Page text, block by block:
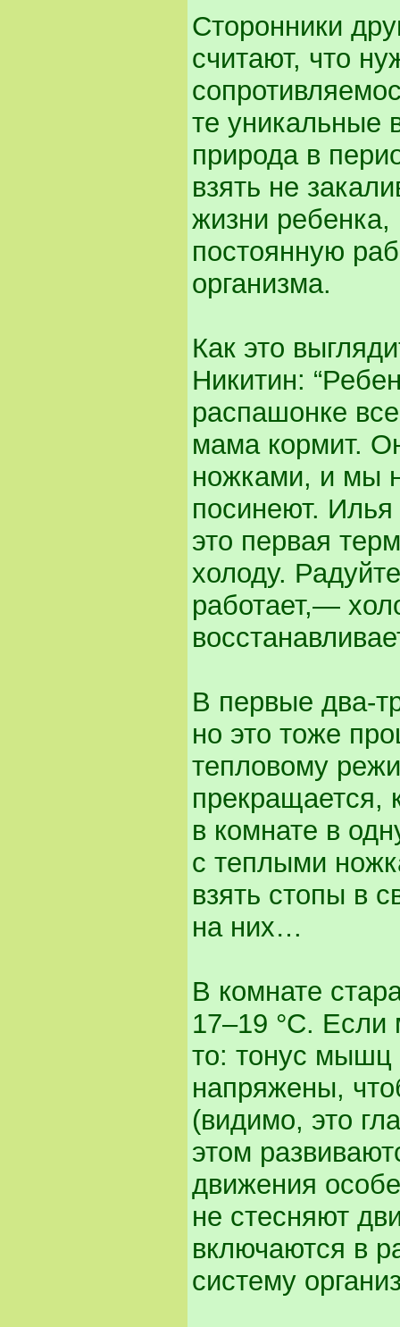
Сторонники
считают, что
те уникальные
природа в
взять не
жизни
постоянную
организма.
Как это
Никитин:
распашонке
мама кормит.
ножками, и мы
посинеют. Илья
это первая
холоду.
работает,—
В первые два-
но это тоже
тепловому
прекращается,
в комнате в
с теплыми
взять стопы в
на них…
В комнате
17–19 °С. Если
то: тонус мышц
напряжены,
(видимо, это
этом
движения
не стесняют
включаются в
систему